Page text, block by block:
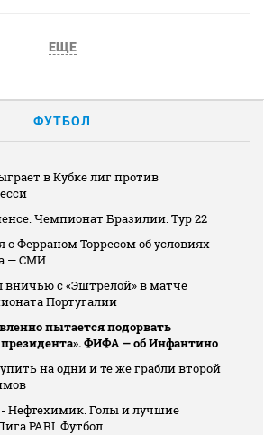
ЕЩЕ
ФУТБОЛ
в Кубке лиг против
Чемпионат Бразилии. Тур 22
с Ферраном Торресом об условиях
— СМИ
вничью с «Эштрелой» в матче
Португалии
пытается подорвать
ФИФА — об Инфантино
на одни и те же грабли второй
Нефтехимик. Голы и лучшие
PARI. Футбол